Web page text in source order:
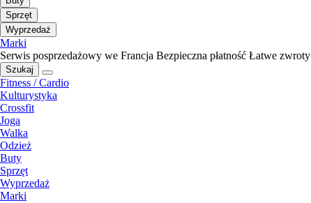
Sprzęt
Wyprzedaż
Marki
Serwis posprzedażowy we Francja Bezpieczna płatność Łatwe zwroty
Szukaj
Fitness / Cardio
Kulturystyka
Crossfit
Joga
Walka
Odzież
Buty
Sprzęt
Wyprzedaż
Marki